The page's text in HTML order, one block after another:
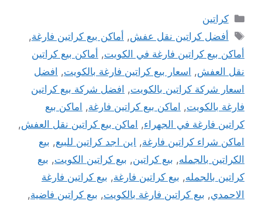
التصنيفات
كراتين
الوسوم
أفضل كراتين نقل عفش, أماكن بيع كراتين فارغة,
أماكن بيع كراتين فارغة في الكويت, أماكن بيع كراتين
نقل العفش, اسعار بيع كراتين فارغة بالكويت, افضل
اسعار شركة كراتين بالكويت, افضل شركة بيع كراتين
فارغة بالكويت, اماكن بيع كراتين فارغة, اماكن بيع
كراتين فارغة في الجهراء, اماكن بيع كراتين نقل العفش,
اماكن شراء كراتين فارغة, اين اجد كراتين للبيع, بيع
الكراتين بالجمله, بيع كراتين, بيع كراتين الكويت, بيع
كراتين بالجمله, بيع كراتين فارغة, بيع كراتين فارغة
الاحمدي, بيع كراتين فارغة بالكويت, بيع كراتين فاضية,